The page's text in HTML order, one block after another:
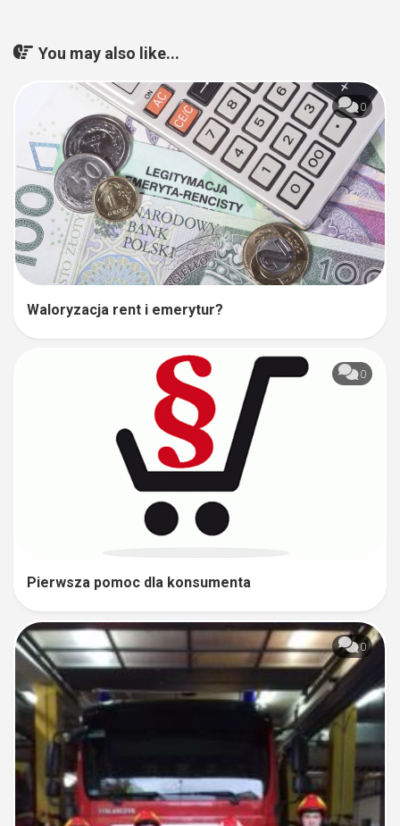
You may also like...
0
Waloryzacja rent i emerytur?
0
Pierwsza pomoc dla konsumenta
0